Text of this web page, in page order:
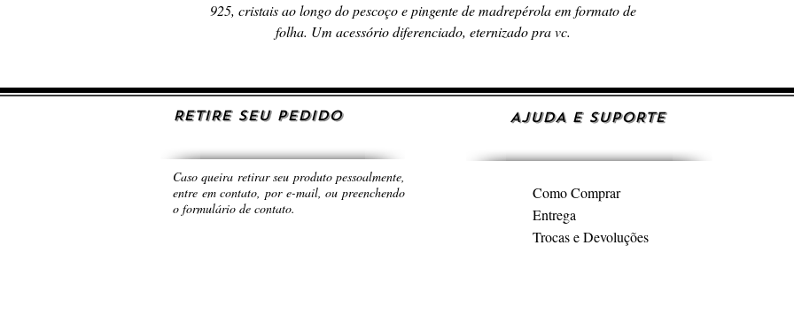
925, cristais ao longo do pescoço e pingente de madrepérola em formato de
folha. Um acessório diferenciado, eternizado pra vc.
RETIRE SEU PEDIDO
Caso queira retirar seu produto pessoalmente,
entre em contato, por e-mail, ou preenchendo
o formulário de contato.
AJUDA E SUPORTE
Como Comprar
Entrega
Trocas e Devoluções